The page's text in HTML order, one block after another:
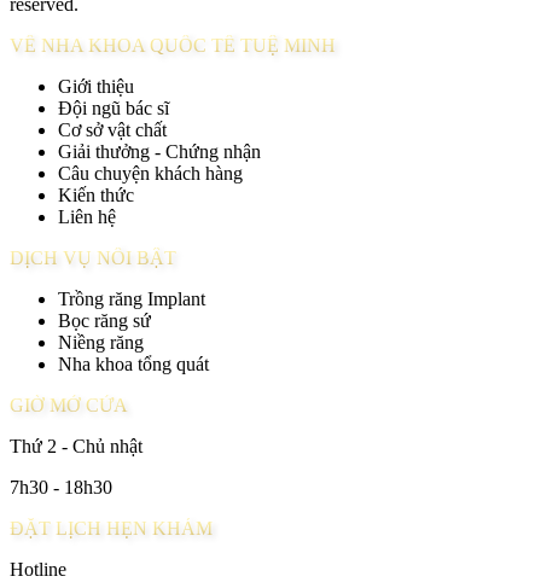
reserved.
VỀ NHA KHOA QUỐC TẾ TUỆ MINH
Giới thiệu
Đội ngũ bác sĩ
Cơ sở vật chất
Giải thưởng - Chứng nhận
Câu chuyện khách hàng
Kiến thức
Liên hệ
DỊCH VỤ NỔI BẬT
Trồng răng Implant
Bọc răng sứ
Niềng răng
Nha khoa tổng quát
GIỜ MỞ CỬA
Thứ 2 - Chủ nhật
7h30 - 18h30
ĐẶT LỊCH HẸN KHÁM
Hotline